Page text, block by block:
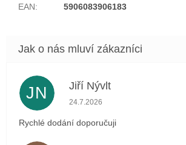
EAN: 5906083906183
JN Jiří Nývlt
Hodnocení obchodu je 5 z 5
24.7.2026
Rychlé dodání doporučuji